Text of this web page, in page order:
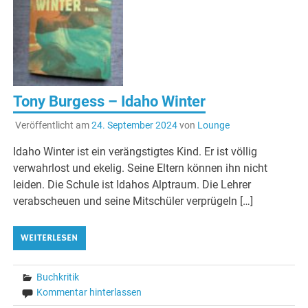
Tony Burgess – Idaho Winter
Veröffentlicht am24. September 2024von Lounge
Idaho Winter ist ein verängstigtes Kind. Er ist völlig
verwahrlost und ekelig. Seine Eltern können ihn nicht
leiden. Die Schule ist Idahos Alptraum. Die Lehrer
verabscheuen und seine Mitschüler verprügeln […]
WEITERLESEN
Buchkritik
Kommentar hinterlassen